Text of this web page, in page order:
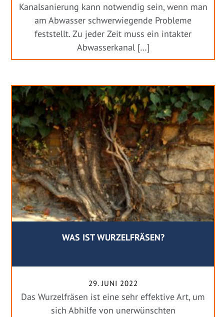
Kanalsanierung kann notwendig sein, wenn man
am Abwasser schwerwiegende Probleme
feststellt. Zu jeder Zeit muss ein intakter
Abwasserkanal […]
WAS IST WURZELFRÄSEN?
29. JUNI 2022
Das Wurzelfräsen ist eine sehr effektive Art, um
sich Abhilfe von unerwünschten